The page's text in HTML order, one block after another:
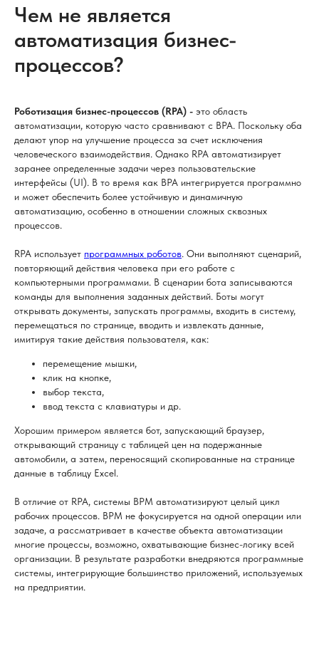
Чем не является
автоматизация бизнес-
процессов?
Роботизация бизнес-процессов (RPA) - это область
автоматизации, которую часто сравнивают с BPA. Поскольку оба
делают упор на улучшение процесса за счет исключения
человеческого взаимодействия. Однако RPA автоматизирует
заранее определенные задачи через пользовательские
интерфейсы (UI). В то время как BPA интегрируется программно
и может обеспечить более устойчивую и динамичную
автоматизацию, особенно в отношении сложных сквозных
процессов.
RPA использует программных роботов. Они выполняют сценарий,
повторяющий действия человека при его работе с
компьютерными программами. В сценарии бота записываются
команды для выполнения заданных действий. Боты могут
открывать документы, запускать программы, входить в систему,
перемещаться по странице, вводить и извлекать данные,
имитируя такие действия пользователя, как:
перемещение мышки,
клик на кнопке,
выбор текста,
ввод текста с клавиатуры и др.
Хорошим примером является бот, запускающий браузер,
открывающий страницу с таблицей цен на подержанные
автомобили, а затем, переносящий скопированные на странице
данные в таблицу Excel.
В отличие от RPA, системы BPM автоматизируют целый цикл
рабочих процессов. BPM не фокусируется на одной операции или
задаче, а рассматривает в качестве объекта автоматизации
многие процессы, возможно, охватывающие бизнес-логику всей
организации. В результате разработки внедряются программные
системы, интегрирующие большинство приложений, используемых
на предприятии.